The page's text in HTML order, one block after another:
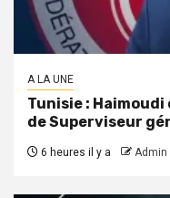
A LA UNE
Tunisie :
de Superviseur
6 heures il y a Admin